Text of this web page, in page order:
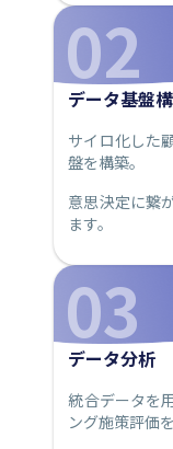
02
データ基盤
サイロ化した
盤を構築。
意思決定に繋
ます。
03
データ分析
統合データを
ング施策評価